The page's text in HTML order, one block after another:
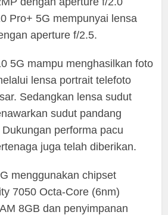
Pro+ 5G mempunyai lensa
aperture f/2.5.
5G mampu menghasilkan foto
lensa portrait telefoto
Sedangkan lensa sudut
sudut pandang
performa pacu
juga telah diberikan.
menggunakan chipset
7050 Octa-Core (6nm)
8GB dan penyimpanan